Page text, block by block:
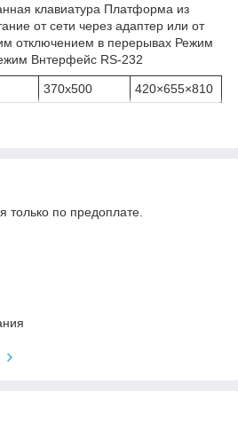
клавиатура Платформа из
от сети через адаптер или от
отключением в перерывах Режим
Bнтерфейс RS-232
370х500 420×655×810
только по предоплате.